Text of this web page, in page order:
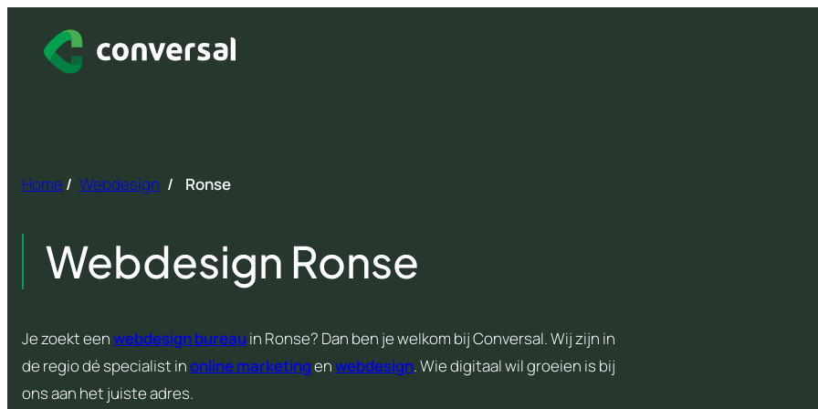
Home / Webdesign / Ronse
Webdesign Ronse
Je zoekt eenwebdesign bureauin Ronse? Dan ben je welkom bij Conversal. Wij zijn in
de regio dé specialist inonline marketingenwebdesign. Wie digitaal wil groeien is bij
ons aan het juiste adres.